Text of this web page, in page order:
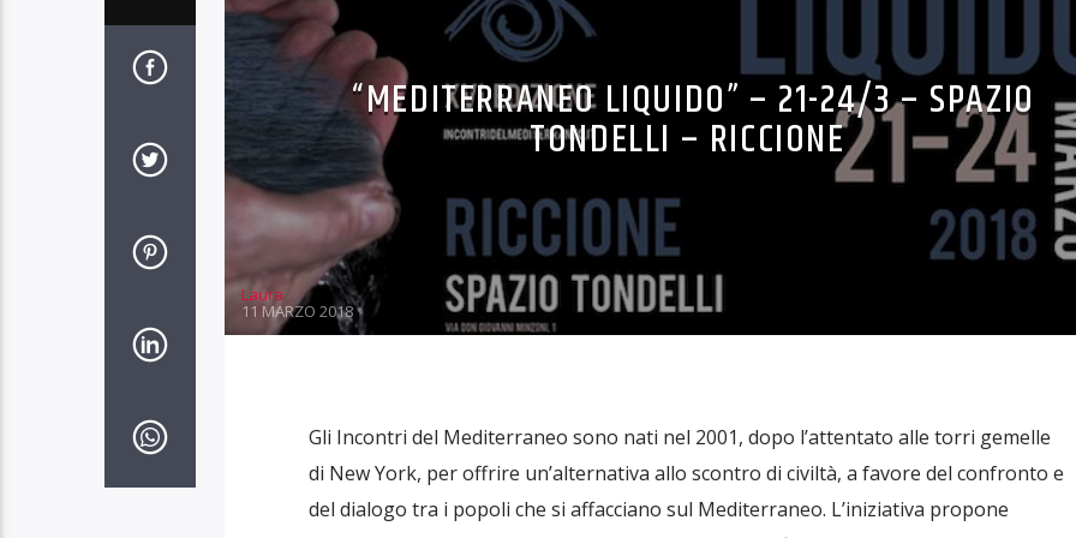
“MEDITERRANEO LIQUIDO” – 21-24/3 – SPAZIO
TONDELLI – RICCIONE
Laura
11 MARZO 2018
Gli Incontri del Mediterraneo sono nati nel 2001, dopo l’attentato alle torri gemelle
di New York, per offrire un’alternativa allo scontro di civiltà, a favore del confronto e
del dialogo tra i popoli che si affacciano sul Mediterraneo. L’iniziativa propone